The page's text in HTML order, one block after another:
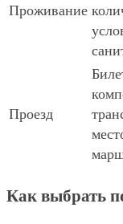
Проживание
Проезд
Как выбрать